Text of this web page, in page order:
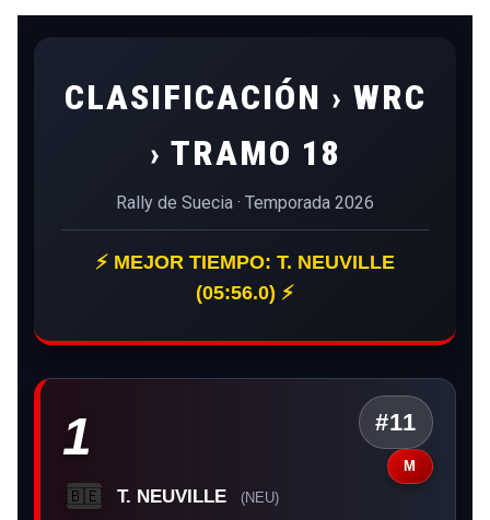
CLASIFICACIÓN › WRC
› TRAMO 18
Rally de Suecia · Temporada 2026
⚡ MEJOR TIEMPO: T. NEUVILLE
(05:56.0) ⚡
1 #11
M
🇧🇪 T. NEUVILLE (NEU)